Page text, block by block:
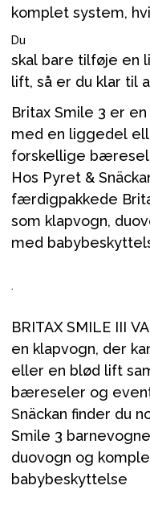
komplet system,
Du
skal bare tilføje en
lift, så er du klar til
Britax Smile 3 er
med en liggedel
forskellige
Hos Pyret &
færdigpakkede
som klapvogn,
med
.
BRITAX SMILE III VARIANTER
en klapvogn, der
eller en blød lift
bæreseler og
Snäckan finder du
Smile 3
duovogn og
babybeskyttelse